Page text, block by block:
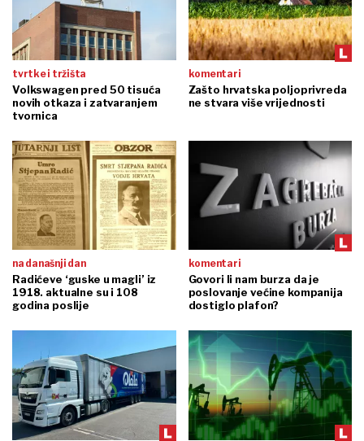
tvrtke i tržišta
Volkswagen pred 50 tisuća
novih otkaza i zatvaranjem
tvornica
komentari
Zašto hrvatska poljoprivreda
ne stvara više vrijednosti
na današnji dan
Radićeve ‘guske u magli’ iz
1918. aktualne su i 108
godina poslije
komentari
Govori li nam burza da je
poslovanje većine kompanija
dostiglo plafon?